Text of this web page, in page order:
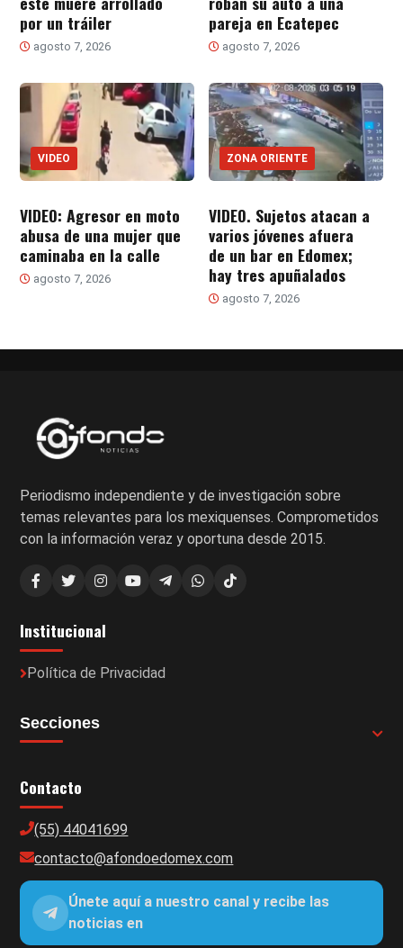
por un tráiler
agosto 7, 2026
pareja en Ecatepec
agosto 7, 2026
VIDEO
VIDEO: Agresor en moto
abusa de una mujer que
caminaba en la calle
agosto 7, 2026
ZONA ORIENTE
VIDEO. Sujetos atacan a
varios jóvenes afuera
de un bar en Edomex;
hay tres apuñalados
agosto 7, 2026
Periodismo independiente y de investigación sobre
temas relevantes para los mexiquenses. Comprometidos
con la información veraz y oportuna desde 2015.
Institucional
Política de Privacidad
Secciones
Contacto
(55) 44041699
contacto@afondoedomex.com
Únete aquí a nuestro canal y recibe las
noticias en